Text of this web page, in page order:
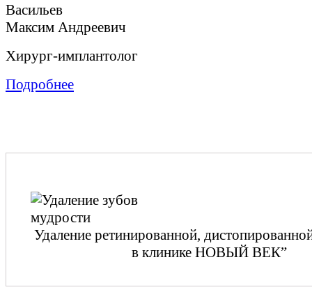
Васильев
Максим Андреевич
Хирург-имплантолог
Подробнее
Удаление ретинированной,
в клинике НОВЫЙ ВЕК”